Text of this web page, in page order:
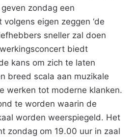
zondag een
eigen zeggen ‘de
sneller zal doen
biedt
kans om zich te laten
breed scala aan muzikale
werken tot moderne klanken.
te worden waarin de
worden weerspiegeld. Het
zondag om 19.00 uur in zaal